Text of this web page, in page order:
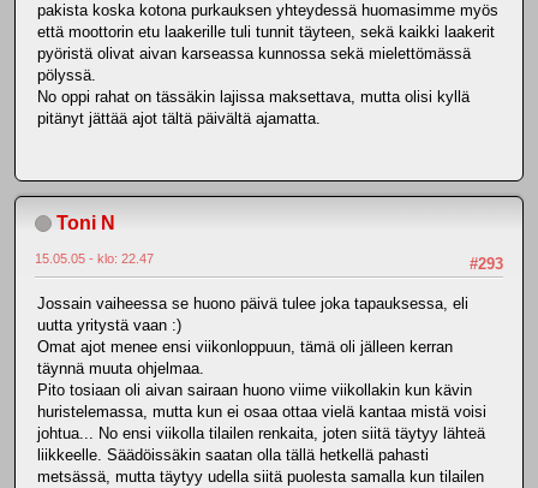
pakista koska kotona purkauksen yhteydessä huomasimme myös
että moottorin etu laakerille tuli tunnit täyteen, sekä kaikki laakerit
pyöristä olivat aivan karseassa kunnossa sekä mielettömässä
pölyssä.
No oppi rahat on tässäkin lajissa maksettava, mutta olisi kyllä
pitänyt jättää ajot tältä päivältä ajamatta.
Toni N
#293
15.05.05 - klo: 22.47
Jossain vaiheessa se huono päivä tulee joka tapauksessa, eli
uutta yritystä vaan :)
Omat ajot menee ensi viikonloppuun, tämä oli jälleen kerran
täynnä muuta ohjelmaa.
Pito tosiaan oli aivan sairaan huono viime viikollakin kun kävin
huristelemassa, mutta kun ei osaa ottaa vielä kantaa mistä voisi
johtua... No ensi viikolla tilailen renkaita, joten siitä täytyy lähteä
liikkeelle. Säädöissäkin saatan olla tällä hetkellä pahasti
metsässä, mutta täytyy udella siitä puolesta samalla kun tilailen